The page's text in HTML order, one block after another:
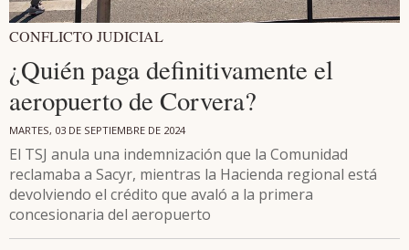
CONFLICTO JUDICIAL
¿Quién paga definitivamente el
aeropuerto de Corvera?
MARTES, 03 DE SEPTIEMBRE DE 2024
El TSJ anula una indemnización que la Comunidad
reclamaba a Sacyr, mientras la Hacienda regional está
devolviendo el crédito que avaló a la primera
concesionaria del aeropuerto